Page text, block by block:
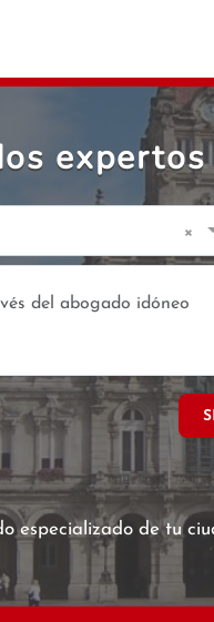
×
especializado de tu